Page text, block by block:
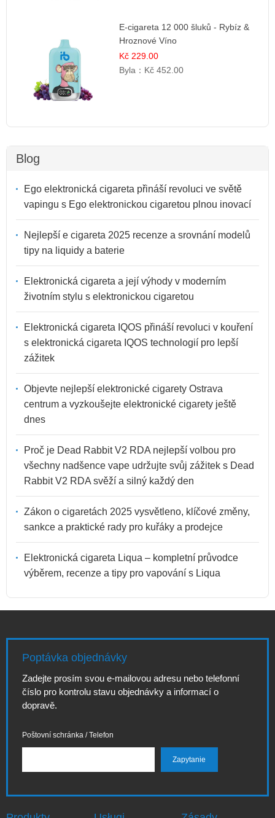
E-cigareta 12 000 šluků - Rybíz &
Hroznové Víno
Kč 229.00
Byla： Kč 452.00
Blog
Ego elektronická cigareta přináší revoluci ve světě
vapingu s Ego elektronickou cigaretou plnou inovací
Nejlepší e cigareta 2025 recenze a srovnání modelů
tipy na liquidy a baterie
Elektronická cigareta a její výhody v moderním
životním stylu s elektronickou cigaretou
Elektronická cigareta IQOS přináší revoluci v kouření
s elektronická cigareta IQOS technologií pro lepší
zážitek
Objevte nejlepší elektronické cigarety Ostrava
centrum a vyzkoušejte elektronické cigarety ještě
dnes
Proč je Dead Rabbit V2 RDA nejlepší volbou pro
všechny nadšence vape udržujte svůj zážitek s Dead
Rabbit V2 RDA svěží a silný každý den
Zákon o cigaretách 2025 vysvětleno, klíčové změny,
sankce a praktické rady pro kuřáky a prodejce
Elektronická cigareta Liqua – kompletní průvodce
výběrem, recenze a tipy pro vapování s Liqua
Poptávka objednávky
Zadejte prosím svou e-mailovou adresu nebo telefonní
číslo pro kontrolu stavu objednávky a informací o
dopravě.
Poštovní schránka / Telefon